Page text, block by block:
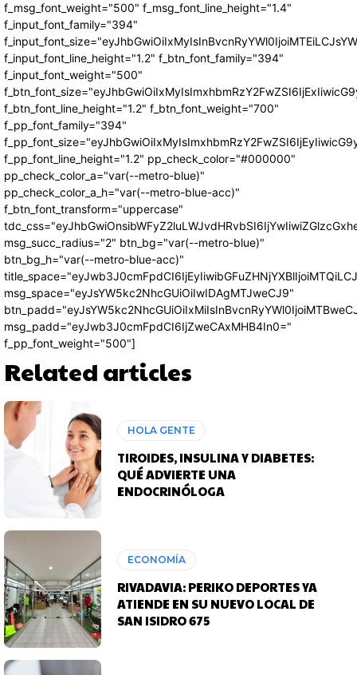
f_msg_font_weight="500" f_msg_font_line_height="1.4"
f_input_font_family="394"
f_input_font_line_height="1.2" f_btn_font_family="394"
f_input_font_weight="500"
f_btn_font_line_height="1.2" f_btn_font_weight="700"
f_pp_font_family="394"
f_pp_font_line_height="1.2" pp_check_color="#000000"
pp_check_color_a="var(--metro-blue)"
pp_check_color_a_h="var(--metro-blue-acc)"
f_btn_font_transform="uppercase"
msg_succ_radius="2" btn_bg="var(--metro-blue)"
btn_bg_h="var(--metro-blue-acc)"
msg_space="eyJsYW5kc2NhcGUiOiIwIDAgMTJweCJ9"
msg_padd="eyJwb3J0cmFpdCI6IjZweCAxMHB4In0="
f_pp_font_weight="500"]
Related articles
HOLA GENTE
TIROIDES, INSULINA Y DIABETES:
QUÉ ADVIERTE UNA
ENDOCRINÓLOGA
ECONOMÍA
RIVADAVIA: PERIKO DEPORTES YA
ATIENDE EN SU NUEVO LOCAL DE
SAN ISIDRO 675